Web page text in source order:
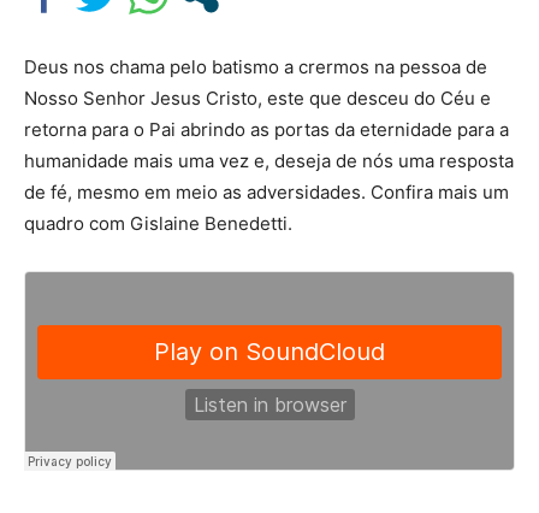
Deus nos chama pelo batismo a crermos na pessoa de
Nosso Senhor Jesus Cristo, este que desceu do Céu e
retorna para o Pai abrindo as portas da eternidade para a
humanidade mais uma vez e, deseja de nós uma resposta
de fé, mesmo em meio as adversidades. Confira mais um
quadro com Gislaine Benedetti.